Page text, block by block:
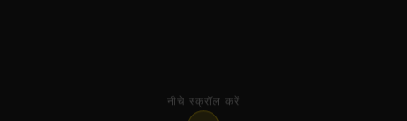
नीचे स्क्रॉल करें